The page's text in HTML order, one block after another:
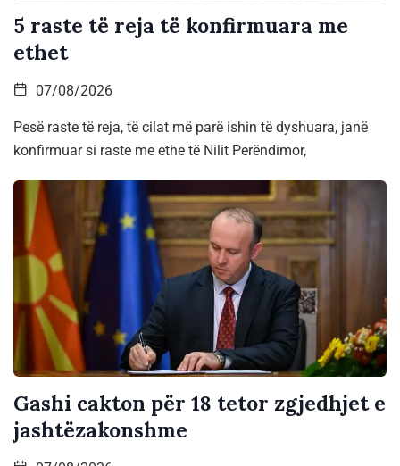
5 raste të reja të konfirmuara me
ethet
07/08/2026
Pesë raste të reja, të cilat më parë ishin të dyshuara, janë
konfirmuar si raste me ethe të Nilit Perëndimor,
Gashi cakton për 18 tetor zgjedhjet e
jashtëzakonshme